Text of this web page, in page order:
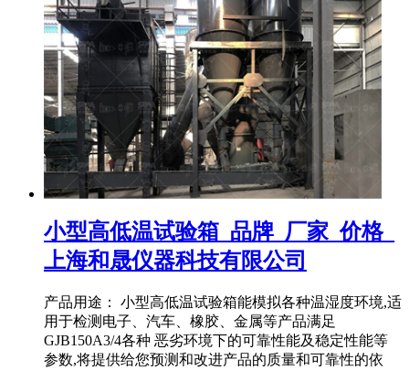
小型高低温试验箱_品牌_厂家_价格_
上海和晟仪器科技有限公司
产品用途： 小型高低温试验箱能模拟各种温湿度环境,适
用于检测电子、汽车、橡胶、金属等产品满足
GJB150A3/4各种 恶劣环境下的可靠性能及稳定性能等
参数,将提供给您预测和改进产品的质量和可靠性的依